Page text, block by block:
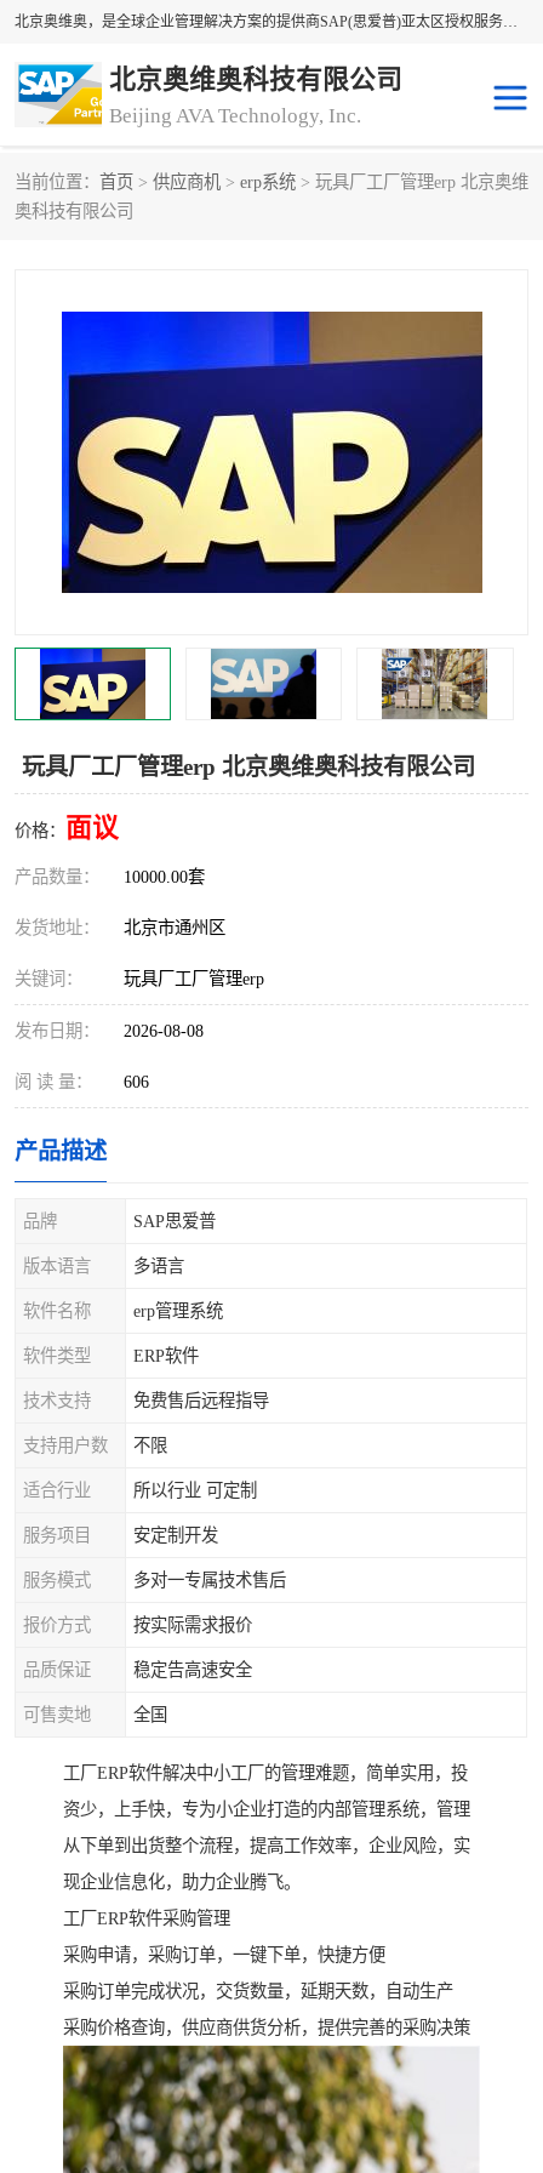
北京奥维奥，是全球企业管理解决方案的提供商SAP(思爱普)亚太区授权服务商领军者，SAP金牌服务商和代理商。企业ERP系统软件，SAP软件实施，17年来服务客户1500多家。提供SAP Business One，SAP Business ByDesign，SAP S/4HANA Cloud，SAP Analytics Cloud （分析云）等产品与解决方案。咨询专线：400-890-8880
北京奥维奥科技有限公司
Beijing AVA Technology, Inc.
当前位置： 首页 > 供应商机 > erp系统 > 玩具厂工厂管理erp 北京奥维
奥科技有限公司
玩具厂工厂管理erp 北京奥维奥科技有限公司
价格： 面议
产品数量： 10000.00套
发货地址： 北京市通州区
关键词： 玩具厂工厂管理erp
发布日期： 2026-08-08
阅 读 量： 606
产品描述
品牌 SAP思爱普
版本语言 多语言
软件名称 erp管理系统
软件类型 ERP软件
技术支持 免费售后远程指导
支持用户数 不限
适合行业 所以行业 可定制
服务项目 安定制开发
服务模式 多对一专属技术售后
报价方式 按实际需求报价
品质保证 稳定告高速安全
可售卖地 全国
工厂ERP软件解决中小工厂的管理难题，简单实用，投
资少，上手快，专为小企业打造的内部管理系统，管理
从下单到出货整个流程，提高工作效率，企业风险，实
现企业信息化，助力企业腾飞。
工厂ERP软件采购管理
采购申请，采购订单，一键下单，快捷方便
采购订单完成状况，交货数量，延期天数，自动生产
采购价格查询，供应商供货分析，提供完善的采购决策
sap系统
工厂ERP软件 制造业ERP系统
工厂ERP系统 皮具厂erp系统
食品厂erp系统 塑胶厂erp系统
小工厂erp系统 印染厂erp系统